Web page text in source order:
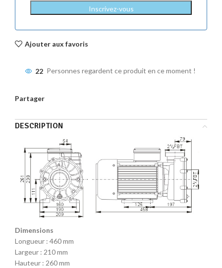
Inscrivez-vous
Ajouter aux favoris
22 Personnes regardent ce produit en ce moment !
Partager
DESCRIPTION
Dimensions
Longueur : 460 mm
Largeur : 210 mm
Hauteur : 260 mm